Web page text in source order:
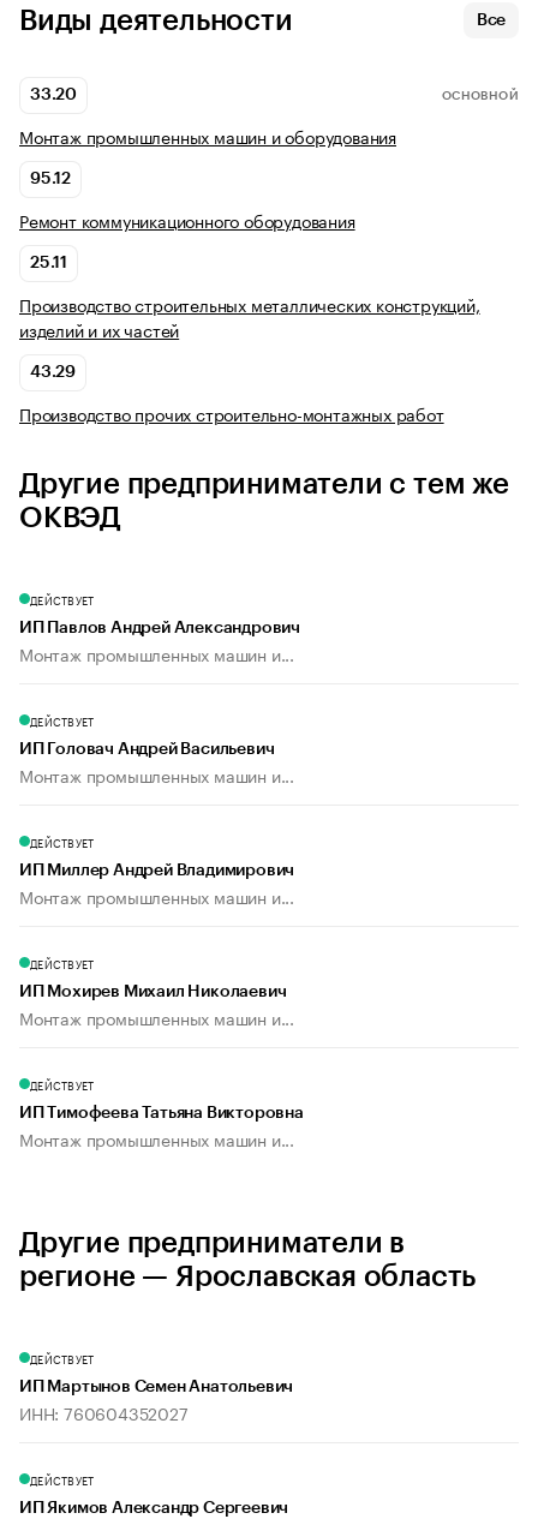
Виды деятельности Все
33.20 ОСНОВНОЙ
Монтаж промышленных машин и оборудования
95.12
Ремонт коммуникационного оборудования
25.11
Производство строительных металлических конструкций,
изделий и их частей
43.29
Производство прочих строительно-монтажных работ
Другие предприниматели с тем же
ОКВЭД
ДЕЙСТВУЕТ
ИП Павлов Андрей Александрович
Монтаж промышленных машин и...
ДЕЙСТВУЕТ
ИП Головач Андрей Васильевич
Монтаж промышленных машин и...
ДЕЙСТВУЕТ
ИП Миллер Андрей Владимирович
Монтаж промышленных машин и...
ДЕЙСТВУЕТ
ИП Мохирев Михаил Николаевич
Монтаж промышленных машин и...
ДЕЙСТВУЕТ
ИП Тимофеева Татьяна Викторовна
Монтаж промышленных машин и...
Другие предприниматели в
регионе — Ярославская область
ДЕЙСТВУЕТ
ИП Мартынов Семен Анатольевич
ИНН: 760604352027
ДЕЙСТВУЕТ
ИП Якимов Александр Сергеевич